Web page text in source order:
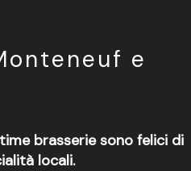
e
brasserie sono felici di
locali.